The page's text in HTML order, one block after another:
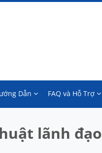
Dẫn FAQ và Hỗ Trợ
lãnh đạo